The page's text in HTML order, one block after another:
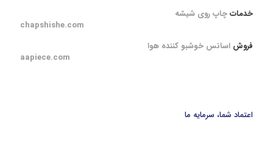
خدماتچاپ روی شیشه
chapshishe.com
فروش اسانس خوشبو کننده هوا
aapiece.com
اعتماد شما، سرمایه ما